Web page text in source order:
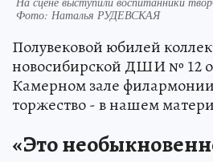
Фото: Наталья РУДЕВСКАЯ
Полувековой юбилей
новосибирской ДШИ № 12
Камерном зале
торжество - в нашем
«Это